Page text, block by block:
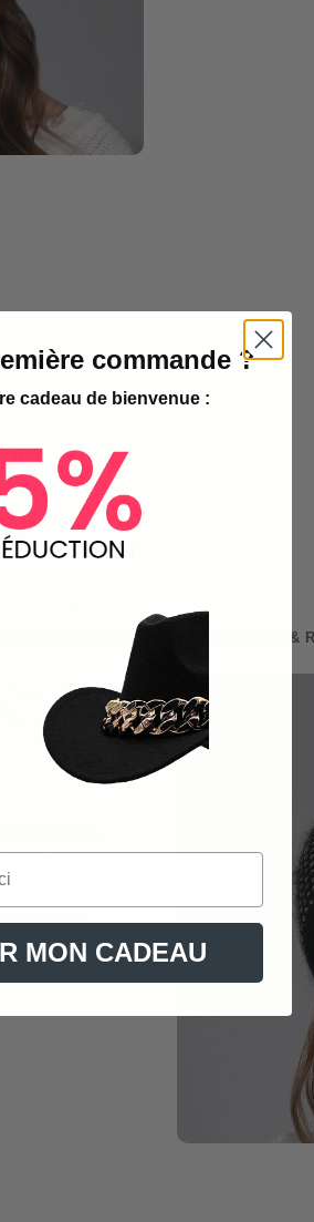
TECHNIQUES LIVRAISON &
Fait dans
Faites
Alors,
l’hiver
commande ?
cadeau de bienvenue :
MON CADEAU